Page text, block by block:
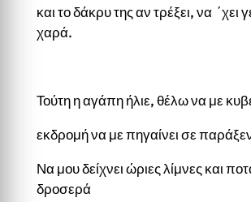
και το δάκρυ της αν τρέξει, να ΄χει
χαρά.
Τούτη η αγάπη ήλιε, θέλω να με
εκδρομή να με πηγαίνει σε
Να μου δείχνει ώριες λίμνες και
δροσερά